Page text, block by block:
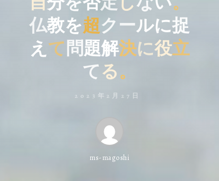
仏教を超クールに捉
え て問題解決に役立
てる。
2023年2月27日
ms-magoshi